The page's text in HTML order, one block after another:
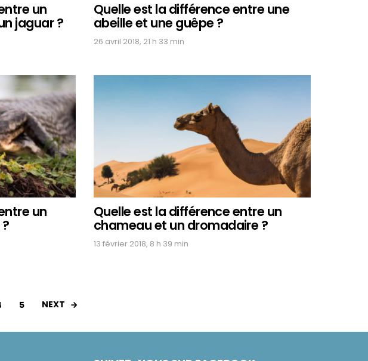
un
jaguar ?
Quelle est la différence entre une
abeille et une guêpe ?
26 avril 2018, 21 h 33 min
un Quelle est la différence entre un
chameau et un dromadaire ?
13 février 2018, 8 h 39 min
5 NEXT